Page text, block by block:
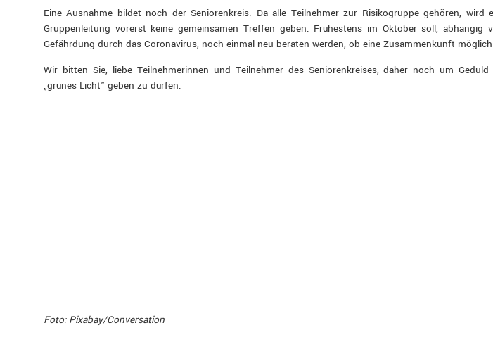
Eine Ausnahme bildet noch der Seniorenkreis. Da alle Teilnehmer zur Risikogruppe gehören,
Gruppenleitung vorerst keine gemeinsamen Treffen geben. Frühestens im Oktober soll, abhängig
Gefährdung durch das Coronavirus, noch einmal neu beraten werden, ob eine Zusammenkunft
Wir bitten Sie, liebe Teilnehmerinnen und Teilnehmer des Seniorenkreises, daher noch um
„grünes Licht" geben zu dürfen.
Foto: Pixabay/Conversation